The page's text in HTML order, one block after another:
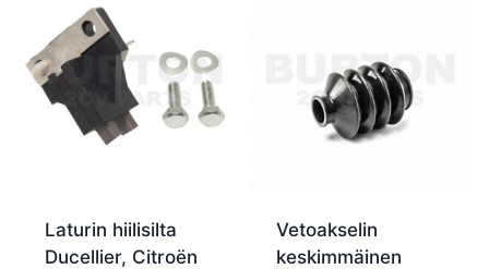
Laturin hiilisilta
Ducellier, Citroën
Vetoakselin
keskimmäinen